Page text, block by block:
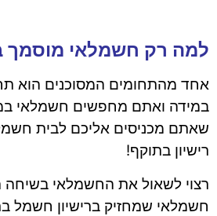
למה רק חשמלאי מוסמך
אחד מהתחומים המסוכנים הוא
במידה ואתם מחפשים חשמלאי
שאתם מכניסים אליכם לבית
רישיון בתוקף!
רצוי לשאול את החשמלאי
חשמלאי שמחזיק ברישיון חשמל